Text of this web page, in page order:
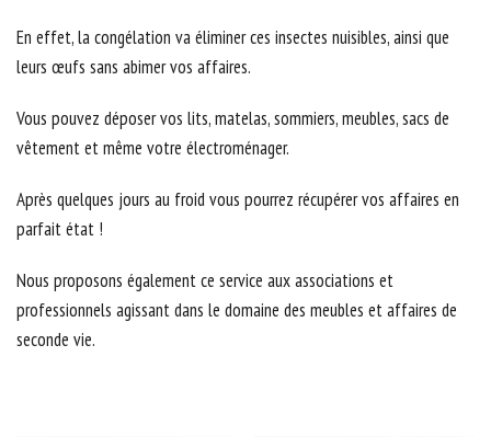
En effet, la congélation va éliminer ces insectes nuisibles, ainsi que
leurs œufs sans abimer vos affaires.
Vous pouvez déposer vos lits, matelas, sommiers, meubles, sacs de
vêtement et même votre électroménager.
Après quelques jours au froid vous pourrez récupérer vos affaires en
parfait état !
Nous proposons également ce service aux associations et
professionnels agissant dans le domaine des meubles et affaires de
seconde vie.